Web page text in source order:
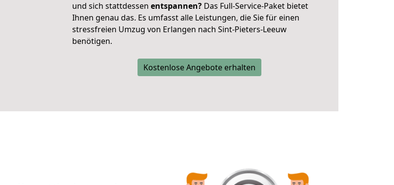
und sich stattdessen entspannen? Das Full-Service-Paket bietet
Ihnen genau das. Es umfasst alle Leistungen, die Sie für einen
stressfreien Umzug von Erlangen nach Sint-Pieters-Leeuw
benötigen.
Kostenlose Angebote erhalten